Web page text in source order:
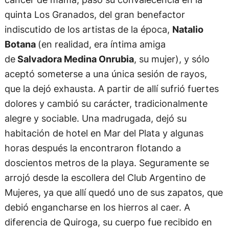
quinta Los Granados, del gran benefactor
indiscutido de los artistas de la época, Natalio
Botana (en realidad, era íntima amiga
deSalvadora Medina Onrubia, su mujer), y sólo
aceptó someterse a una única sesión de rayos,
que la dejó exhausta. A partir de allí sufrió fuertes
dolores y cambió su carácter, tradicionalmente
alegre y sociable. Una madrugada, dejó su
habitación de hotel en Mar del Plata y algunas
horas después la encontraron flotando a
doscientos metros de la playa. Seguramente se
arrojó desde la escollera del Club Argentino de
Mujeres, ya que allí quedó uno de sus zapatos, que
debió engancharse en los hierros al caer. A
diferencia de Quiroga, su cuerpo fue recibido en